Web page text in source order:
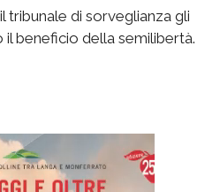
tribunale di sorveglianza gli
beneficio della semilibertà.